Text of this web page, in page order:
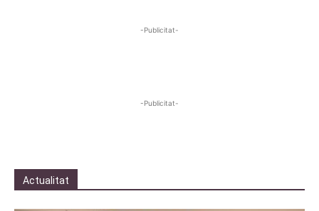
-Publicitat-
-Publicitat-
Actualitat